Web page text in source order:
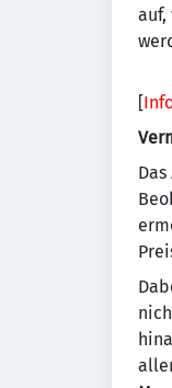
auf,
[